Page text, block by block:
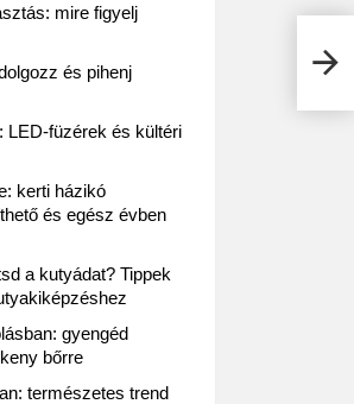
mire figyelj
és pihenj
LED-füzérek és kültéri
kerti házikó
és egész évben
a kutyádat? Tippek
gyengéd
bőrre
természetes trend